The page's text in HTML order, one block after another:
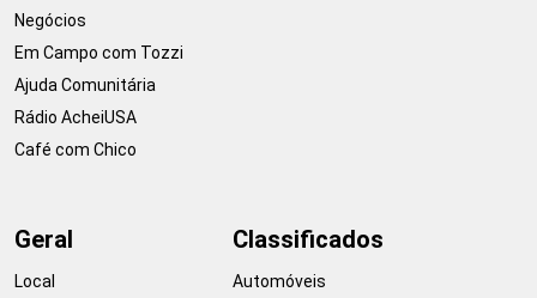
Negócios
Em Campo com Tozzi
Ajuda Comunitária
Rádio AcheiUSA
Café com Chico
Geral
Local
Classificados
Automóveis